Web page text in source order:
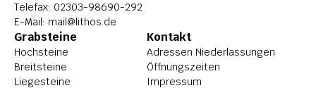
Telefax: 02303-98690-292
E-Mail: mail@lithos.de
Grabsteine
Hochsteine
Breitsteine
Liegesteine
Kontakt
Adressen Niederlassungen
Öffnungszeiten
Impressum